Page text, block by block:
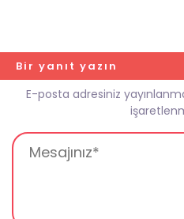
Bir yanıt yazın
E-posta adresiniz